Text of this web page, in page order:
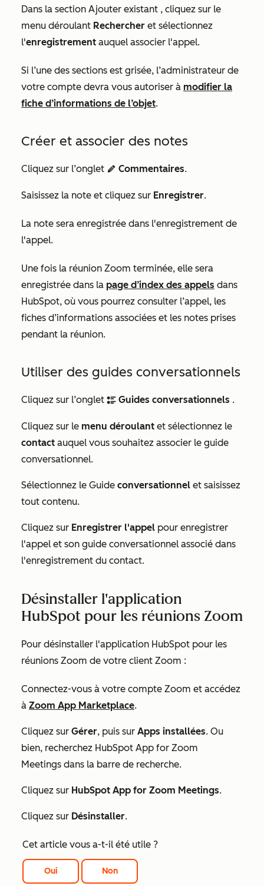
Dans la section Ajouter existant , cliquez sur le
menu déroulant Rechercher et sélectionnez
l'enregistrement auquel associer l'appel.
Si l’une des sections est grisée, l’administrateur de
votre compte devra vous autoriser à modifier la
fiche d’informations de l’objet.
Créer et associer des notes
Cliquez sur l’onglet edit Commentaires.
Saisissez la note et cliquez sur Enregistrer.
La note sera enregistrée dans l'enregistrement de
l'appel.
Une fois la réunion Zoom terminée, elle sera
enregistrée dans la page d’index des appels dans
HubSpot, où vous pourrez consulter l’appel, les
fiches d’informations associées et les notes prises
pendant la réunion.
Utiliser des guides conversationnels
Cliquez sur l’onglet bulletList Guides conversationnels .
Cliquez sur le menu déroulant et sélectionnez le
contact auquel vous souhaitez associer le guide
conversationnel.
Sélectionnez le Guide conversationnel et saisissez
tout contenu.
Cliquez sur Enregistrer l'appel pour enregistrer
l'appel et son guide conversationnel associé dans
l'enregistrement du contact.
Désinstaller l'application
HubSpot pour les réunions Zoom
Pour désinstaller l'application HubSpot pour les
réunions Zoom de votre client Zoom :
Connectez-vous à votre compte Zoom et accédez
à Zoom App Marketplace.
Cliquez sur Gérer, puis sur Apps installées. Ou
bien, recherchez HubSpot App for Zoom
Meetings dans la barre de recherche.
Cliquez sur HubSpot App for Zoom Meetings.
Cliquez sur Désinstaller.
Cet article vous a-t-il été utile ?
Oui Non